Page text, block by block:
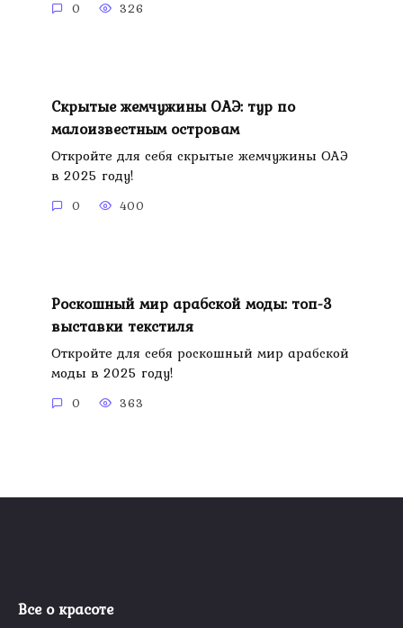
0 326
Скрытые жемчужины ОАЭ: тур по
малоизвестным островам
Откройте для себя скрытые жемчужины ОАЭ
в 2025 году!
0 400
Роскошный мир арабской моды: топ-3
выставки текстиля
Откройте для себя роскошный мир арабской
моды в 2025 году!
0 363
Все о красоте